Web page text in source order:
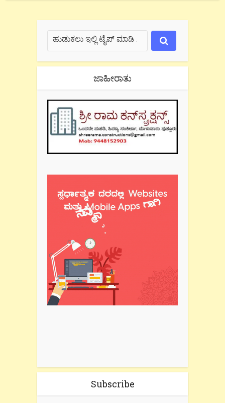
ಜಾಹೀರಾತು
Subscribe